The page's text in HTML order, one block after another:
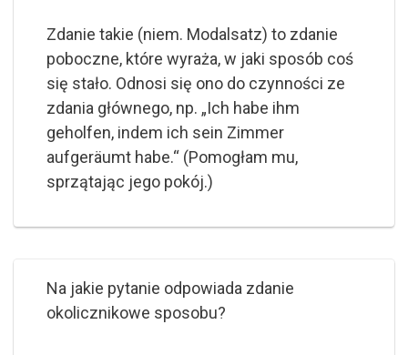
Zdanie takie (niem. Modalsatz) to zdanie
poboczne, które wyraża, w jaki sposób coś
się stało. Odnosi się ono do czynności ze
zdania głównego, np. „Ich habe ihm
geholfen, indem ich sein Zimmer
aufgeräumt habe.“ (Pomogłam mu,
sprzątając jego pokój.)
Na jakie pytanie odpowiada zdanie
okolicznikowe sposobu?